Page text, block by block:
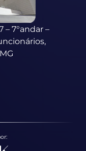
– 7°andar –